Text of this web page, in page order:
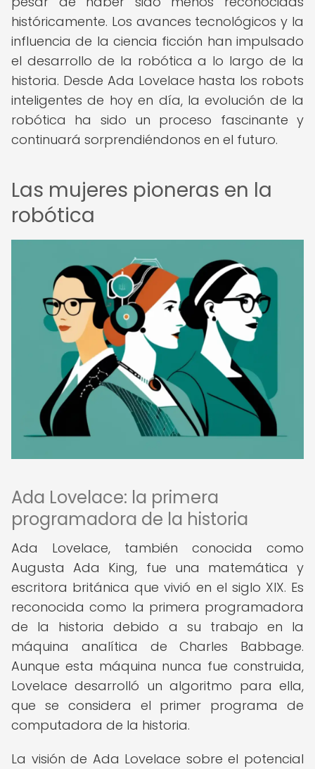
históricamente. Los avances tecnológicos y la
influencia de la ciencia ficción han impulsado
el desarrollo de la robótica a lo largo de la
historia. Desde Ada Lovelace hasta los robots
inteligentes de hoy en día, la evolución de la
robótica ha sido un proceso fascinante y
continuará sorprendiéndonos en el futuro.
Las mujeres pioneras en la
robótica
Ada Lovelace: la primera
programadora de la historia
Ada Lovelace, también conocida como
Augusta Ada King, fue una matemática y
escritora británica que vivió en el siglo XIX. Es
reconocida como la primera programadora
de la historia debido a su trabajo en la
máquina analítica de Charles Babbage.
Aunque esta máquina nunca fue construida,
Lovelace desarrolló un algoritmo para ella,
que se considera el primer programa de
computadora de la historia.
La visión de Ada Lovelace sobre el potencial